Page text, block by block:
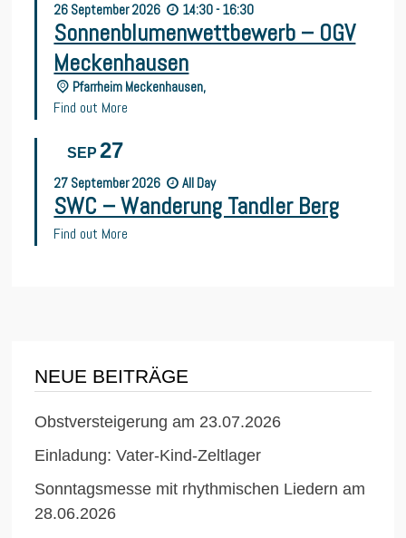
26 September2026 14:30 - 16:30
Sonnenblumenwettbewerb – OGV
Meckenhausen
Pfarrheim Meckenhausen,
Find out More
SEP 27
27 September2026 All Day
SWC – Wanderung Tandler Berg
Find out More
NEUE BEITRÄGE
Obstversteigerung am 23.07.2026
Einladung: Vater-Kind-Zeltlager
Sonntagsmesse mit rhythmischen Liedern am
28.06.2026